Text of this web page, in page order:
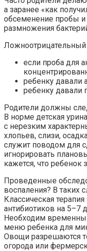
а заранее «как
обсеменение пробы и
размножения
Ложноотрицательный
если проба для
ребенку давали
ребенку давали
Родители должны
В норме детская
с нерезким
хлопьев, слизи,
служит поводом для
игнорировать
кажется, что ребенок
Проведенные
воспаления? В таких
Классическая
антибиотиков на 5–7
Необходим
меню ребенка для
Овощи разрешаются
огорода или